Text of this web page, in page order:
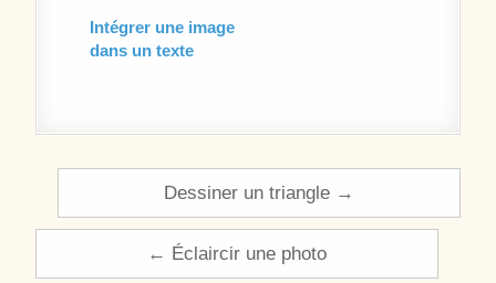
Intégrer une image
dans un texte
Navigation de l’article
Dessiner un triangle →
← Éclaircir une photo